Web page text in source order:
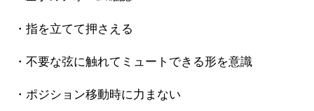
・指を立てて押さえる
・不要な弦に触れてミュートできる形を意識
・ポジション移動時に力まない